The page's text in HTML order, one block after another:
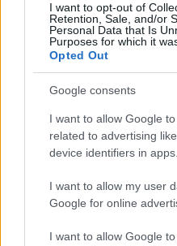
I want to opt-out of
Retention, Sale, and/or
Personal Data that Is
Purposes for which it
Opted Out
Google consents
I want to allow Google
related to advertising
device identifiers in apps.
I want to allow my user
Google for online
I want to allow Google
PEOPLE NEWS